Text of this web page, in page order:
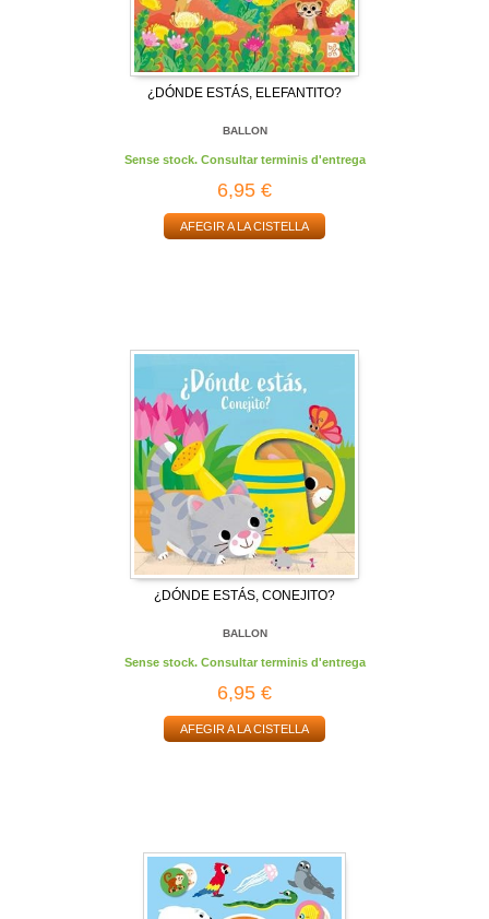
¿DÓNDE ESTÁS, ELEFANTITO?
BALLON
Sense stock. Consultar terminis d'entrega
6,95 €
AFEGIR A LA CISTELLA
¿DÓNDE ESTÁS, CONEJITO?
BALLON
Sense stock. Consultar terminis d'entrega
6,95 €
AFEGIR A LA CISTELLA